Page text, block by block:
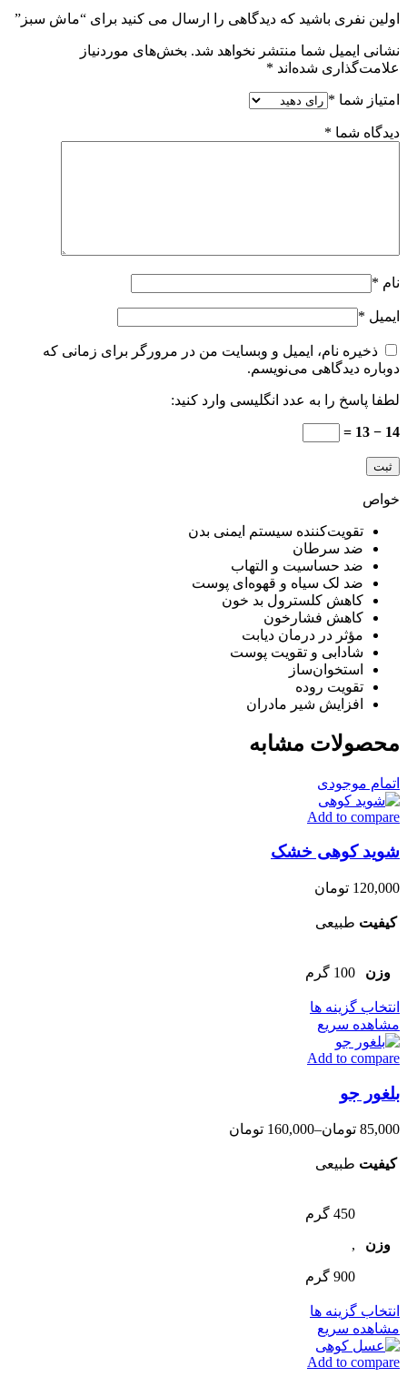
اولین نفری باشید که دیدگاهی را ارسال می کنید برای “ماش سبز”
نشانی ایمیل شما منتشر نخواهد شد. بخش‌های موردنیاز
علامت‌گذاری شده‌اند *
امتیاز شما *
دیدگاه شما *
نام *
ایمیل *
ذخیره نام، ایمیل و وبسایت من در مرورگر برای زمانی که
دوباره دیدگاهی می‌نویسم.
لطفا پاسخ را به عدد انگلیسی وارد کنید:
14 − 13 =
خواص
تقویت‌کننده سیستم ایمنی بدن
ضد سرطان
ضد حساسیت و التهاب
ضد لک سیاه و قهوه‌ای پوست
کاهش کلسترول بد خون
کاهش فشارخون
مؤثر در درمان دیابت
شادابی و تقویت پوست
استخوان‌ساز
تقویت روده
افزایش شیر مادران
محصولات مشابه
اتمام موجودی
Add to compare
شوید کوهی خشک
120,000 تومان
کیفیت طبیعی
وزن 100 گرم
انتخاب گزینه ها
انواع
گزینه
صفحه
مشاهده سریع
Add to compare
بلغور جو
85,000 تومان–
160,000 تومان
کیفیت طبیعی
وزن
450 گرم
,
900 گرم
انتخاب گزینه ها
انواع
مشاهده سریع
Add to compare